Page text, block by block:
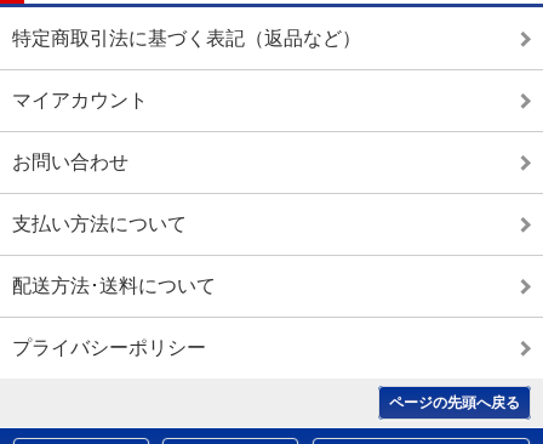
特定商取引法に基づく表記（返品など）
マイアカウント
お問い合わせ
支払い方法について
配送方法･送料について
プライバシーポリシー
ページの先頭へ戻る